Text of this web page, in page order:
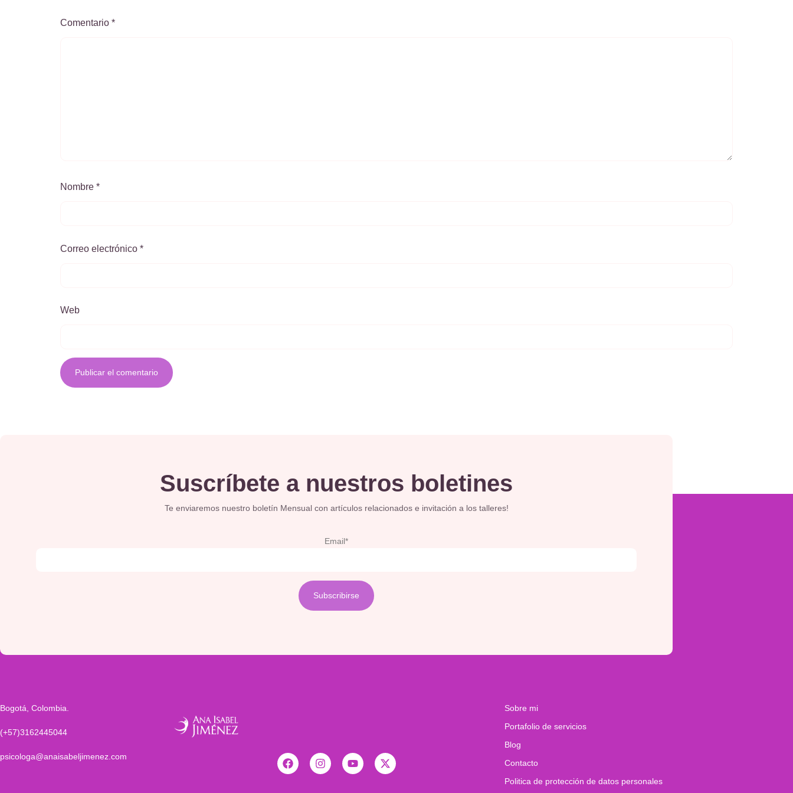
Comentario *
Nombre *
Correo electrónico *
Web
Suscríbete a nuestros boletines
Te enviaremos nuestro boletín Mensual con artículos relacionados e invitación a los talleres!
Email*
Bogotá, Colombia.
(+57)3162445044
psicologa@anaisabeljimenez.com
Sobre mi
Portafolio de servicios
Blog
Contacto
Politica de protección de datos personales